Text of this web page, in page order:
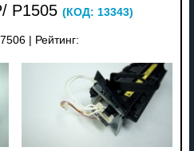
P1505 (КОД: 13343)
7506 Рейтинг: